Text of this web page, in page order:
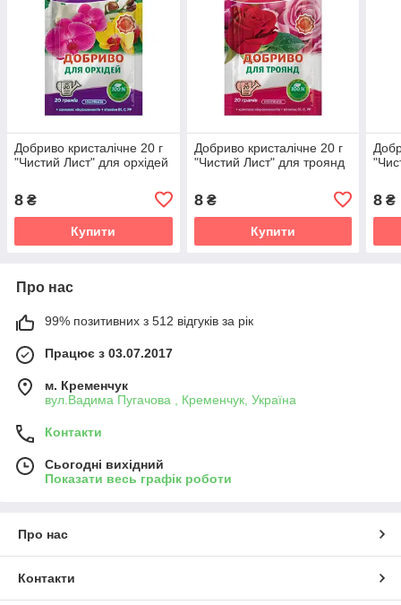
Добриво кристалічне 20 г
"Чистий Лист" для орхідей
8 ₴
Купити
Добриво кристалічне 20 г
"Чистий Лист" для троянд
8₴
Купити
8 ₴
Про нас
99% позитивних з 512 відгуків за рік
Працює з 03.07.2017
м. Кременчук
вул.Вадима Пугачова , Кременчук, Україна
Контакти
Сьогодні вихідний
Показати весь графік роботи
Про нас
Контакти